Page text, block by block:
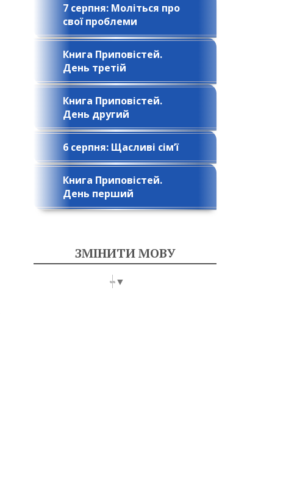
7 серпня: Моліться про
свої проблеми
Книга Приповістей.
День третій
Книга Приповістей.
День другий
6 серпня: Щасливі сім’ї
Книга Приповістей.
День перший
ЗМІНИТИ МОВУ
▼